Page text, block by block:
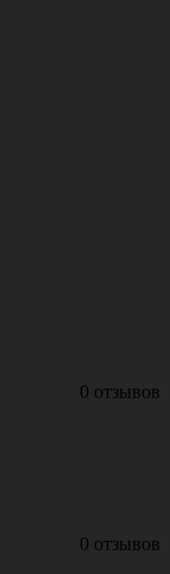
0 отзывов
0 отзывов